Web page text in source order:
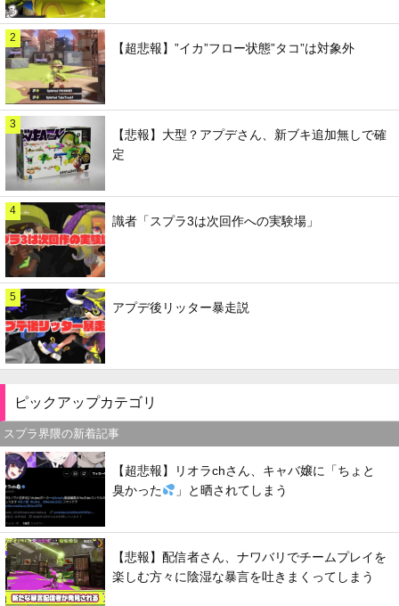
2
【超悲報】”イカ”フロー状態”タコ”は対象外
3
【悲報】大型？アプデさん、新ブキ追加無しで確
定
4
識者「スプラ3は次回作への実験場」
5
アプデ後リッター暴走説
ピックアップカテゴリ
スプラ界隈の新着記事
【超悲報】リオラchさん、キャバ嬢に「ちょと
臭かった
」と晒されてしまう
【悲報】配信者さん、ナワバリでチームプレイを
楽しむ方々に陰湿な暴言を吐きまくってしまう